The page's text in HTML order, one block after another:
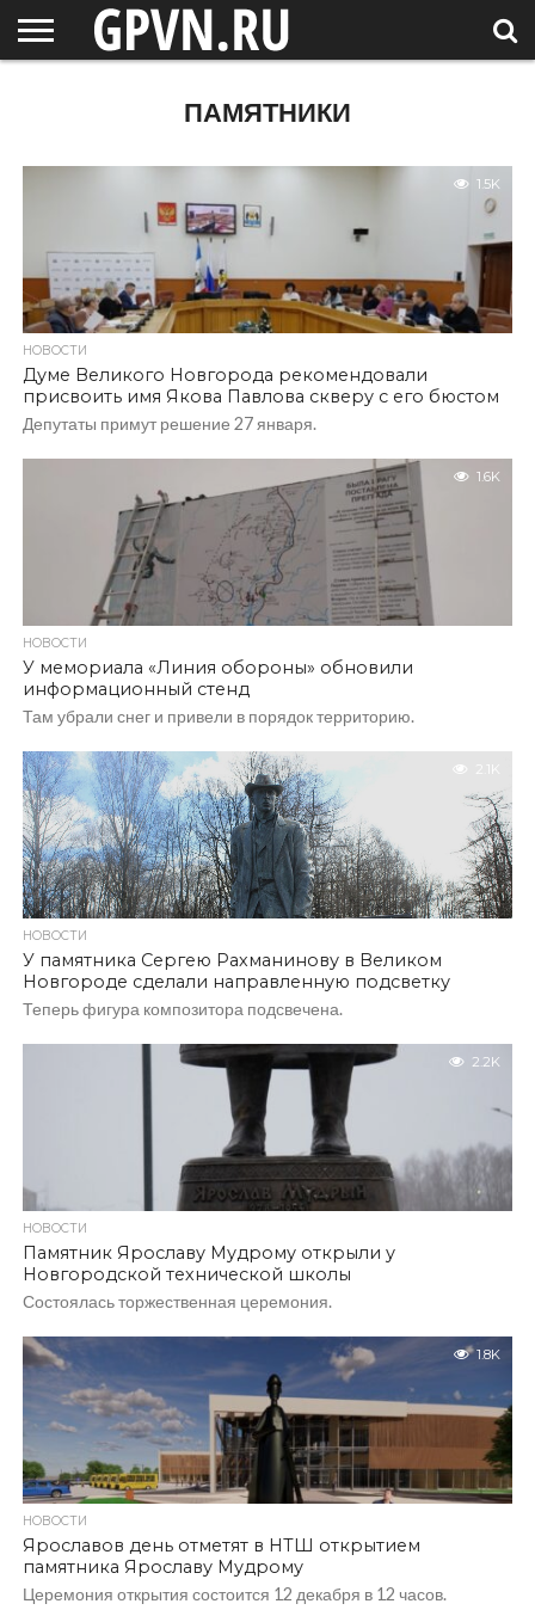
ФОТОРЕПОРТАЖИПАМЯТНИКИ
1.5K
НОВОСТИ
Думе Великого Новгорода рекомендовали
присвоить имя Якова Павлова скверу с его бюстом
Депутаты примут решение 27 января.
1.6K
НОВОСТИ
У мемориала «Линия обороны» обновили
информационный стенд
Там убрали снег и привели в порядок территорию.
2.1K
НОВОСТИ
У памятника Сергею Рахманинову в Великом
Новгороде сделали направленную подсветку
Теперь фигура композитора подсвечена.
2.2K
НОВОСТИ
Памятник Ярославу Мудрому открыли у
Новгородской технической школы
Состоялась торжественная церемония.
1.8K
НОВОСТИ
Ярославов день отметят в НТШ открытием
памятника Ярославу Мудрому
Церемония открытия состоится 12 декабря в 12 часов.